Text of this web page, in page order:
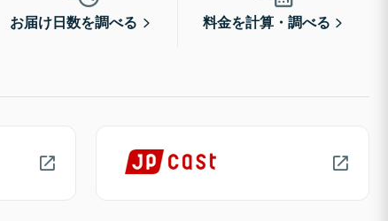
お届け日数を調べる 料金を計算・調べる